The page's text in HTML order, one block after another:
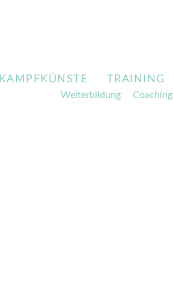
KAMPFKÜNSTE TRAINING
Weiterbildung Coaching